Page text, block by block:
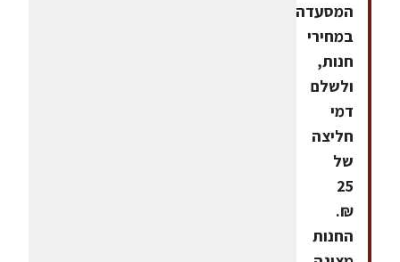
המסעדה,
במחירי
חנות,
ולשלם
דמי
חליצה
של
25
₪.
החנות